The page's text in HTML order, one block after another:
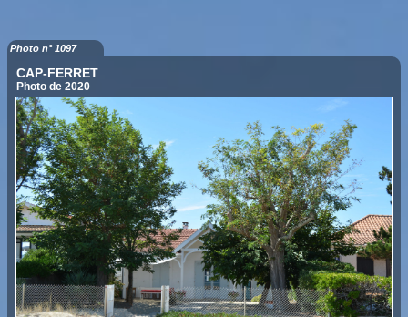
Photo n° 1097
CAP-FERRET
Photo de 2020